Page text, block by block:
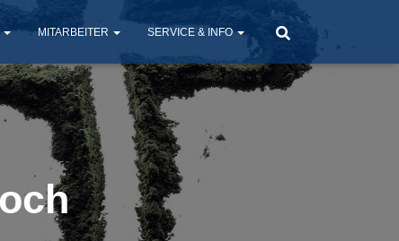
MITARBEITER SERVICE & INFO